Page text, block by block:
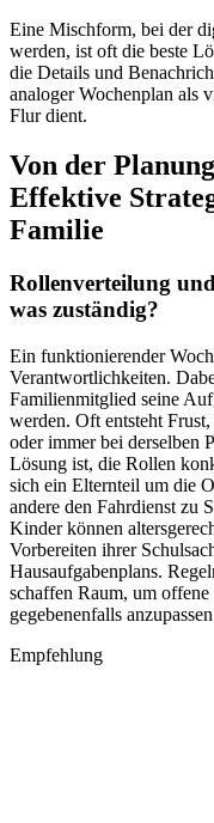
Eine Mischform, bei der
werden, ist oft die beste
die Details und
analoger Wochenplan als
Flur dient.
Von der
Effektive
Familie
Rollenverteilung
was zuständig?
Ein funktionierender
Verantwortlichkeiten.
Familienmitglied seine
werden. Oft entsteht
oder immer bei derselben
Lösung ist, die Rollen
sich ein Elternteil um die
andere den Fahrdienst zu
Kinder können
Vorbereiten ihrer
Hausaufgabenplans.
schaffen Raum, um
gegebenenfalls
Empfehlung